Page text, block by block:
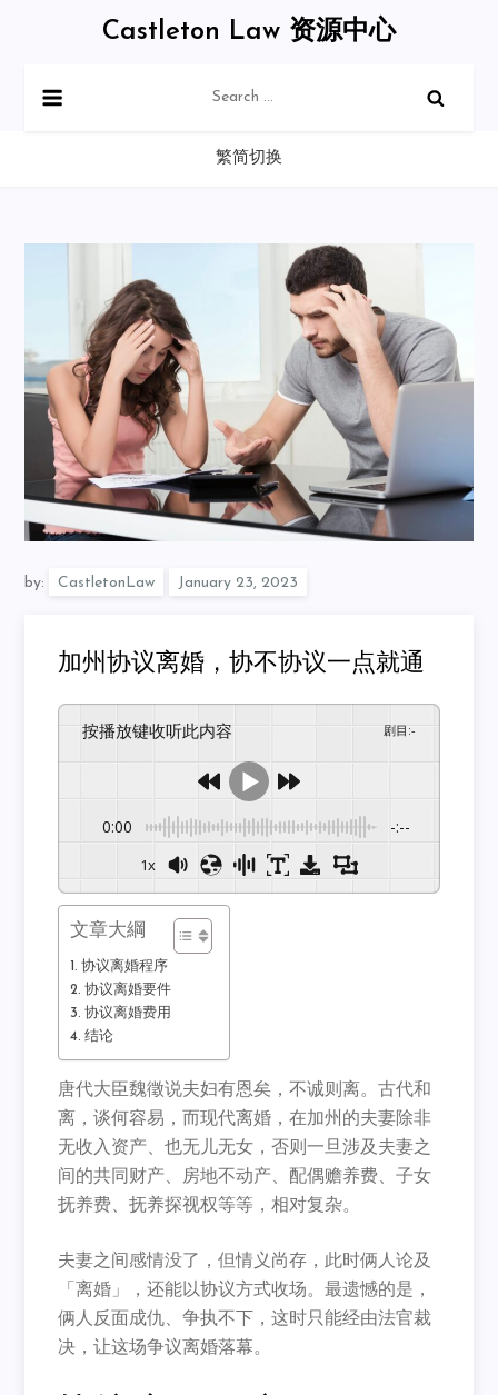
Castleton Law 资源中心
for:
繁简切换
by: CastletonLaw
加州协议离婚，协不协议一点就通
按播放键收听此内容 剧目 :-
0:00 -:--
1x
文章大綱
协议离婚程序
协议离婚要件
协议离婚费用
结论
唐代大臣魏徵说夫妇有恩矣，不诚则离。古代和
离，谈何容易，而现代离婚，在加州的夫妻除非
无收入资产、也无儿无女，否则一旦涉及夫妻之
间的共同财产、房地不动产、配偶赡养费、子女
抚养费、抚养探视权等等，相对复杂。
夫妻之间感情没了，但情义尚存，此时俩人论及
「离婚」，还能以协议方式收场。最遗憾的是，
俩人反面成仇、争执不下，这时只能经由法官裁
决，让这场争议离婚落幕。